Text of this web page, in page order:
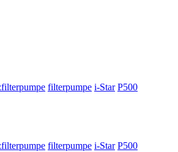
filterpumpe i-Star P500
filterpumpe i-Star P500